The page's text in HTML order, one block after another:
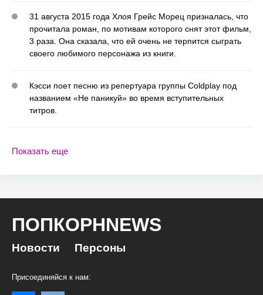
31 августа 2015 года Хлоя Грейс Морец призналась, что
прочитала роман, по мотивам которого снят этот фильм,
3 раза. Она сказала, что ей очень не терпится сыграть
своего любимого персонажа из книги.
Кэсси поет песню из репертуара группы Coldplay под
названием «Не паникуй» во время вступительных
титров.
Показать еще
ПОПКОРНNEWS
Новости Персоны
Присоединяйся к нам: